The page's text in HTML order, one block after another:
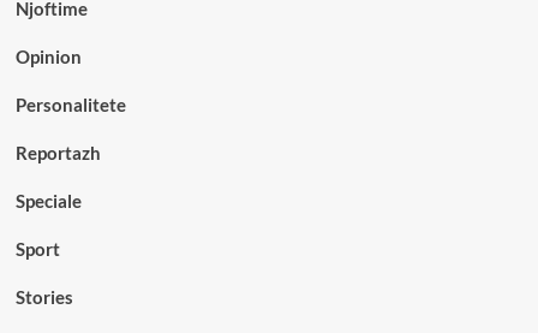
Njoftime
Opinion
Personalitete
Reportazh
Speciale
Sport
Stories